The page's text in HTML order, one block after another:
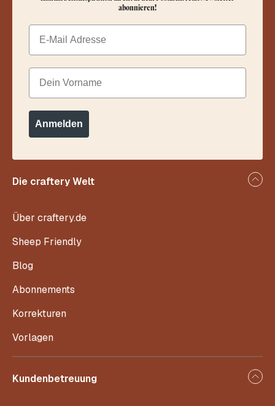
Die craftery Welt
Über craftery.de
Sheep Friendly
Blog
Abonnements
Korrekturen
Vorlagen
Kundenbetreuung
abonnieren!
Email
Dein Vorname
Anmelden